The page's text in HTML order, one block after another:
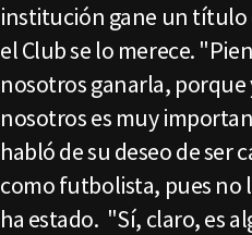
institución gane un título
el Club se lo merece.
nosotros ganarla, porque
nosotros es muy
habló de su deseo de ser
como futbolista, pues no
ha estado. "Sí, claro, es